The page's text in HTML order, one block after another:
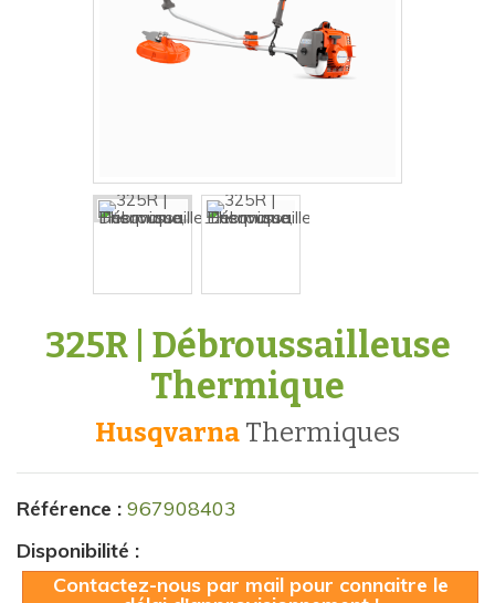
325R | Débroussailleuse
Thermique
Husqvarna thermiques
Référence : 967908403
Disponibilité :
Contactez-nous par mail pour connaitre le